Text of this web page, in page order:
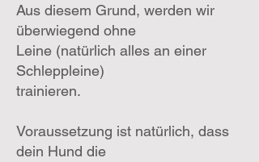
Aus diesem Grund, werden wir
überwiegend ohne
Leine (natürlich alles an einer
Schleppleine)
trainieren.
Voraussetzung ist natürlich, dass
dein Hund die